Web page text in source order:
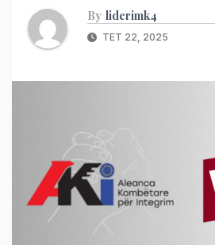
By liderimk4
TET 22, 2025